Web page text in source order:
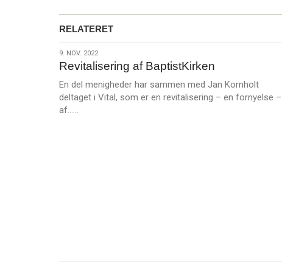
RELATERET
9.
nov.
2022
9. NOV. 2022
Revitalisering af BaptistKirken
En del menigheder har sammen med Jan Kornholt
deltaget i Vital, som er en revitalisering – en fornyelse –
af……